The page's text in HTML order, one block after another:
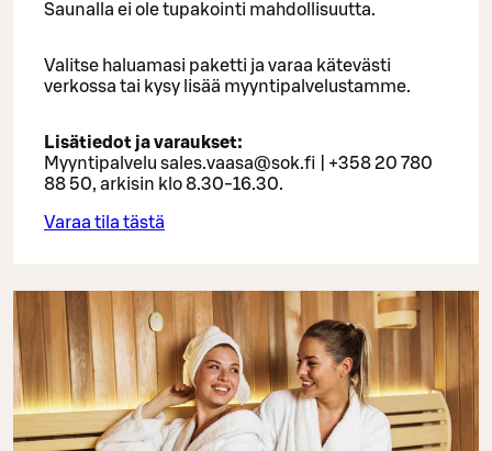
Saunalla ei ole tupakointi mahdollisuutta.
Valitse haluamasi paketti ja varaa kätevästi
verkossa tai kysy lisää myyntipalvelustamme.
Lisätiedot ja varaukset:
Myyntipalvelu sales.vaasa@sok.fi | +358 20 780
88 50, arkisin klo 8.30-16.30.
Varaa tila tästä